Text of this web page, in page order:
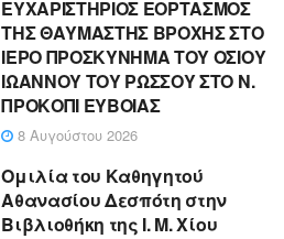
ΕΥΧΑΡΙΣΤΗΡΙΟΣ ΕΟΡΤΑΣΜΟΣ
ΤΗΣ ΘΑΥΜΑΣΤΗΣ ΒΡΟΧΗΣ ΣΤΟ
ΙΕΡΟ ΠΡΟΣΚΥΝΗΜΑ ΤΟΥ ΟΣΙΟΥ
ΙΩΑΝΝΟΥ ΤΟΥ ΡΩΣΣΟΥ ΣΤΟ Ν.
ΠΡΟΚΟΠΙ ΕΥΒΟΙΑΣ
8 Αυγούστου 2026
Ομιλία του Καθηγητού
Αθανασίου Δεσπότη στην
Βιβλιοθήκη της Ι. Μ. Χίου